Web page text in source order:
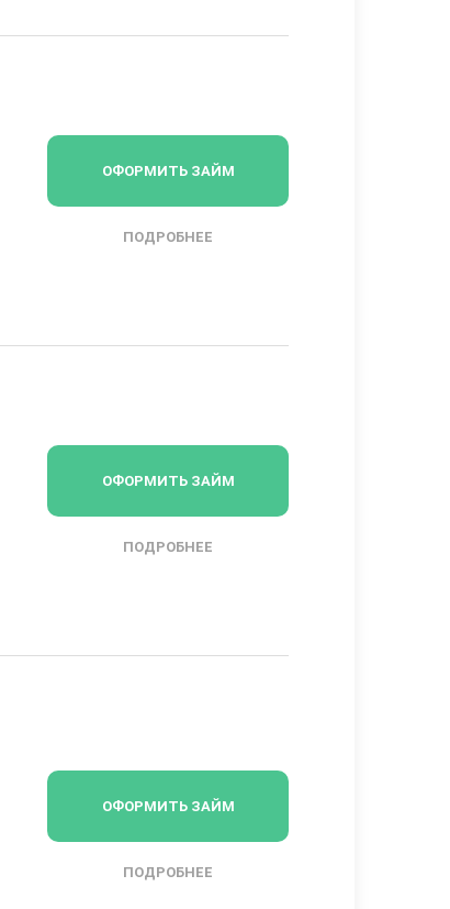
ОФОРМИТЬ ЗАЙМ
ПОДРОБНЕЕ
ОФОРМИТЬ ЗАЙМ
ПОДРОБНЕЕ
ОФОРМИТЬ ЗАЙМ
ПОДРОБНЕЕ